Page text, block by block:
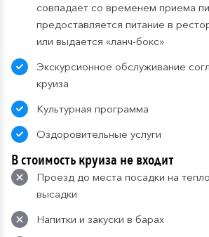
совпадает со временем приема
предоставляется питание в
или выдается «ланч-бокс»
Экскурсионное обслуживание
круиза
Культурная программа
Оздоровительные услуги
В стоимость круиза не входит
Проезд до места посадки на
высадки
Напитки и закуски в барах